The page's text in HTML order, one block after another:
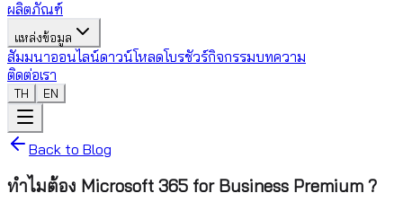
ผลิตภัณฑ์
แหล่งข้อมูล
สัมมนาออนไลน์ดาวน์โหลดโบรชัวร์กิจกรรมบทความ
ติดต่อเรา
TH EN
Back to Blog
ทำไมต้อง Microsoft 365 for Business Premium ?